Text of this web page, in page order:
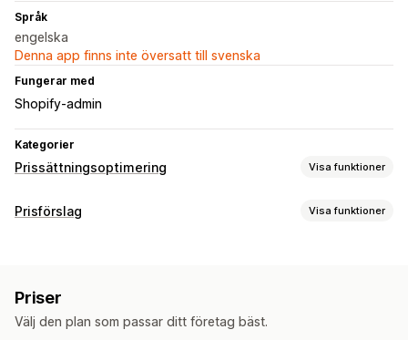
Språk
engelska
Denna app finns inte översatt till svenska
Fungerar med
Shopify-admin
Kategorier
Prissättningsoptimering Visa funktioner
Prishantering
Prisförslag Visa funktioner
Automatisk avvisning
Priser
Välj den plan som passar ditt företag bäst.